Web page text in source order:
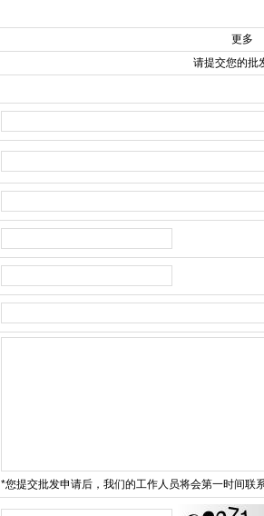
更多
请提交您的批
*您提交批发申请后，我们的工作人员将会第一时间联